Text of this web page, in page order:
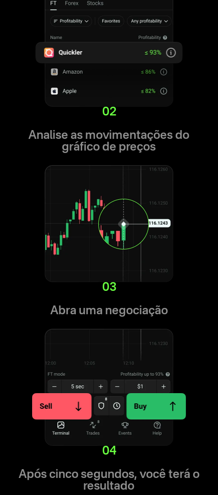
02
Analise as movimentações do
gráfico de preços
03
Abra uma negociação
04
Após cinco segundos, você terá o
resultado